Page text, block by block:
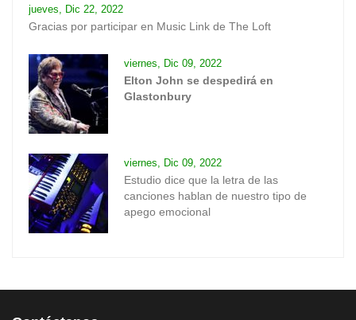
jueves, Dic 22, 2022
Gracias por participar en Music Link de The Loft
viernes, Dic 09, 2022
Elton John se despedirá en
Glastonbury
viernes, Dic 09, 2022
Estudio dice que la letra de las
canciones hablan de nuestro tipo de
apego emocional